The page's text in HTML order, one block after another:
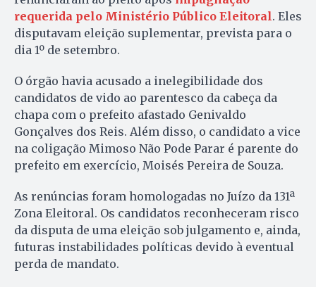
requerida pelo Ministério Público Eleitoral. Eles
disputavam eleição suplementar, prevista para o
dia 1º de setembro.
O órgão havia acusado a inelegibilidade dos
candidatos de vido ao parentesco da cabeça da
chapa com o prefeito afastado Genivaldo
Gonçalves dos Reis. Além disso, o candidato a vice
na coligação Mimoso Não Pode Parar é parente do
prefeito em exercício, Moisés Pereira de Souza.
As renúncias foram homologadas no Juízo da 131ª
Zona Eleitoral. Os candidatos reconheceram risco
da disputa de uma eleição sob julgamento e, ainda,
futuras instabilidades políticas devido à eventual
perda de mandato.